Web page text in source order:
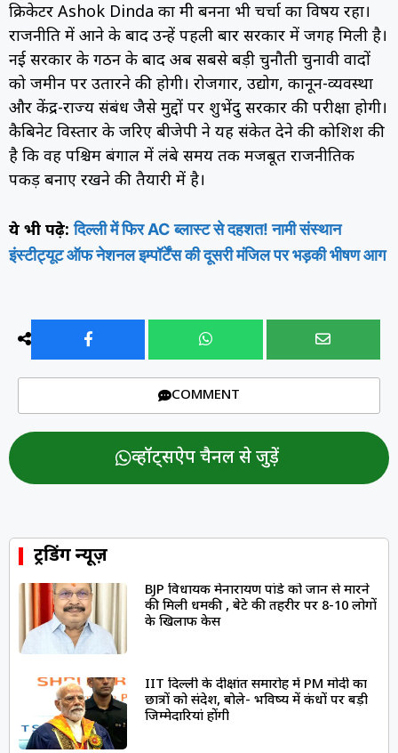
क्रिकेटर Ashok Dinda का मंत्री बनना भी चर्चा का विषय रहा।
राजनीति में आने के बाद उन्हें पहली बार सरकार में जगह मिली है।
नई सरकार के गठन के बाद अब सबसे बड़ी चुनौती चुनावी वादों
को जमीन पर उतारने की होगी। रोजगार, उद्योग, कानून-व्यवस्था
और केंद्र-राज्य संबंध जैसे मुद्दों पर शुभेंदु सरकार की परीक्षा होगी।
कैबिनेट विस्तार के जरिए बीजेपी ने यह संकेत देने की कोशिश की
है कि वह पश्चिम बंगाल में लंबे समय तक मजबूत राजनीतिक
पकड़ बनाए रखने की तैयारी में है।
ये भी पढ़े:दिल्ली में फिर AC ब्लास्ट से दहशत! नामी संस्थान
इंस्टीट्यूट ऑफ नेशनल इम्पॉर्टेंस की दूसरी मंजिल पर भड़की भीषण आग
COMMENT
व्हॉट्सऐप चैनल से जुड़ें
ट्रेंडिंग न्यूज़
BJP विधायक प्रेमनारायण पांडे को जान से मारने
की मिली धमकी , बेटे की तहरीर पर 8-10 लोगों
के खिलाफ केस
IIT दिल्ली के दीक्षांत समारोह में PM मोदी का
छात्रों को संदेश, बोले- भविष्य में कंधों पर बड़ी
जिम्मेदारियां होंगी